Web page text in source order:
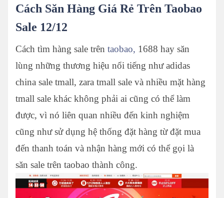
Cách Săn Hàng Giá Rẻ Trên Taobao
Sale 12/12
Cách tìm hàng sale trên taobao, 1688 hay săn
lùng những thương hiệu nổi tiếng như adidas
china sale tmall, zara tmall sale và nhiều mặt hàng
tmall sale khác không phải ai cũng có thể làm
được, vì nó liên quan nhiều đến kinh nghiệm
cũng như sử dụng hệ thống đặt hàng từ đặt mua
đến thanh toán và nhận hàng mới có thể gọi là
săn sale trên taobao thành công.